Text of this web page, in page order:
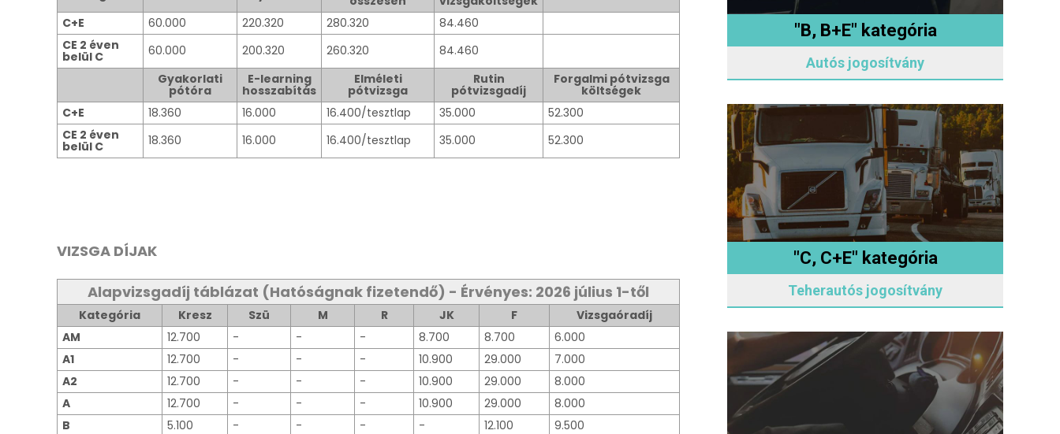
C+E
60.000 220.320 280.320
84.460
CE 2 éven
belül C 60.000 200.320 260.320
84.460
Gyakorlati
pótóra
E-learning
hosszabítás
Elméleti
pótvizsga
Rutin
pótvizsgadíj
Forgalmi pótvizsga
költségek
C+E
18.360 16.000 16.400/tesztlap 35.000
52.300
CE 2 éven
belül C 18.360 16.000 16.400/tesztlap 35.000 52.300
VIZSGA DÍJAK
Alapvizsgadíj táblázat (Hatóságnak fizetendő) - Érvényes: 2026 július 1-től
Kategória Kresz Szü M R JK F
Vizsgaóradíj
AM
12.700 - - - 8.700 8.700
6.000
A1
12.700 - - - 10.900 29.000
7.000
A2
12.700 - - - 10.900 29.000
8.000
A
12.700 - - - 10.900 29.000
8.000
B
5.100 - - - - 12.100
9.500
"B, B+E" kategória
Autós jogosítvány
"C, C+E" kategória
Teherautós jogosítvány